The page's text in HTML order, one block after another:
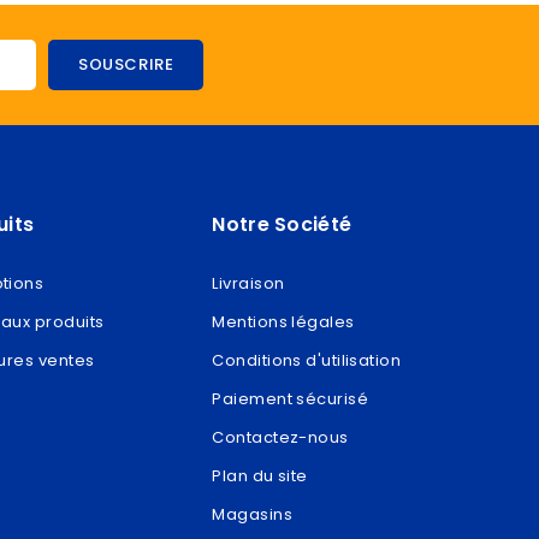
produits
ventes
Notre Société
Livraison
Mentions légales
Conditions d'utilisation
Paiement sécurisé
Contactez-nous
Plan du site
Magasins